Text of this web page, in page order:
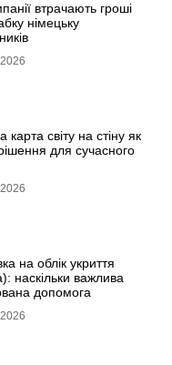
втрачають гроші
німецьку
карта світу на стіну як
для сучасного
на облік укриття
наскільки важлива
допомога